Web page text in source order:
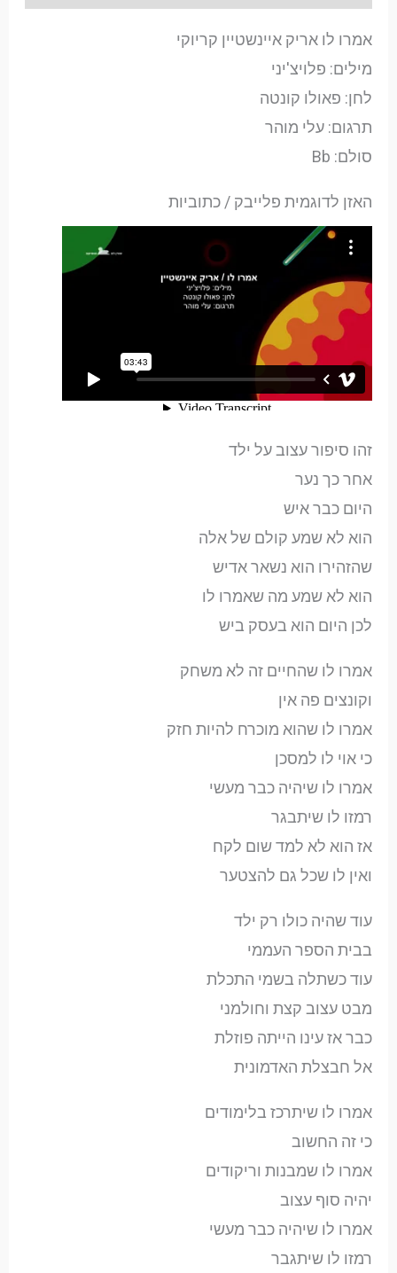
אמרו לו אריק איינשטיין קריוקי
מילים: פלויצ'יני
לחן: פאולו קונטה
תרגום: עלי מוהר
סולם: Bb
האזן לדוגמית פלייבק / כתוביות
זהו סיפור עצוב על ילד
אחר כך נער
היום כבר איש
הוא לא שמע קולם של אלה
שהזהירו הוא נשאר אדיש
הוא לא שמע מה שאמרו לו
לכן היום הוא בעסק ביש
אמרו לו שהחיים זה לא משחק
וקונצים פה אין
אמרו לו שהוא מוכרח להיות חזק
כי אוי לו למסכן
אמרו לו שיהיה כבר מעשי
רמזו לו שיתבגר
אז הוא לא למד שום לקח
ואין לו שכל גם להצטער
עוד שהיה כולו רק ילד
בבית הספר העממי
עוד כשתלה בשמי התכלת
מבט עצוב קצת וחולמני
כבר אז עינו הייתה פוזלת
אל חבצלת האדמונית
אמרו לו שיתרכז בלימודים
כי זה החשוב
אמרו לו שמבנות וריקודים
יהיה סוף עצוב
אמרו לו שיהיה כבר מעשי
רמזו לו שיתגבר